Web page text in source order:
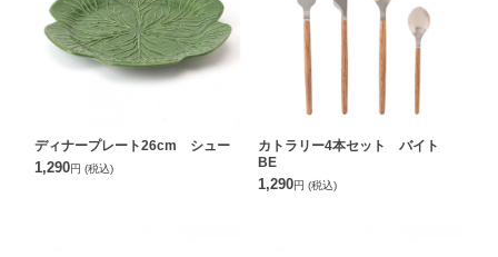
ディナープレート26cm シュー
1,290円 (税込)
カトラリー4本セット バイト
BE
1,290円 (税込)